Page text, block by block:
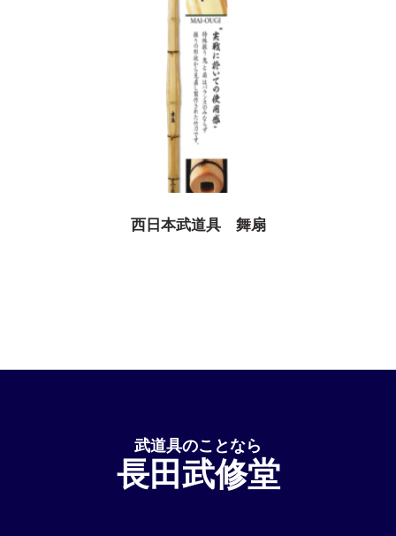
西日本武道具 舞扇
武道具のことなら
長田武修堂